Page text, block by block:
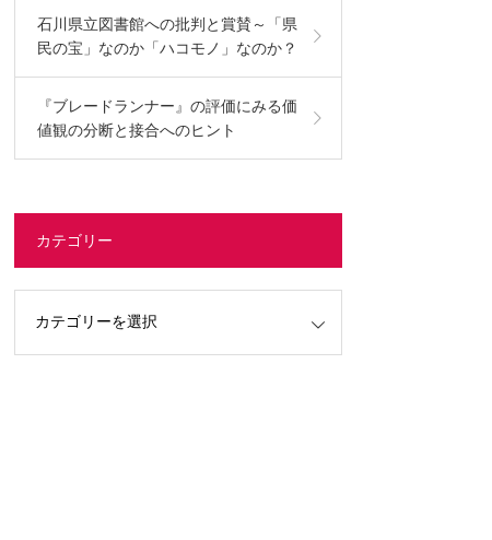
石川県立図書館への批判と賞賛～「県
民の宝」なのか「ハコモノ」なのか？
『ブレードランナー』の評価にみる価
値観の分断と接合へのヒント
カテゴリー